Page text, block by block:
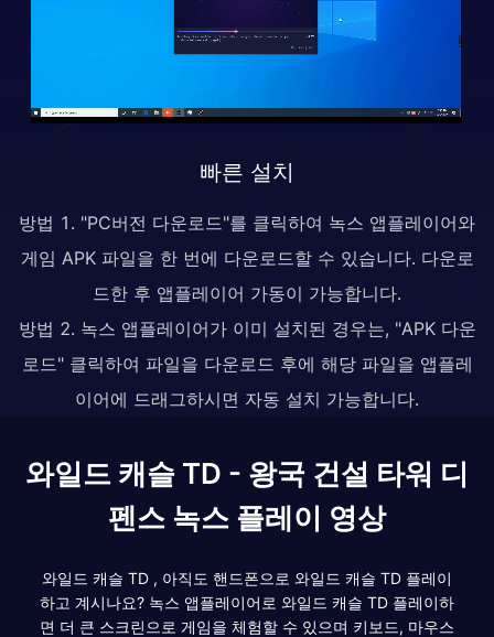
빠른 설치
방법 1. "PC버전 다운로드"를 클릭하여 녹스 앱플레이어와
게임 APK 파일을 한 번에 다운로드할 수 있습니다. 다운로
드한 후 앱플레이어 가동이 가능합니다.
방법 2. 녹스 앱플레이어가 이미 설치된 경우는, "APK 다운
로드" 클릭하여 파일을 다운로드 후에 해당 파일을 앱플레
이어에 드래그하시면 자동 설치 가능합니다.
와일드 캐슬 TD - 왕국 건설 타워 디
펜스 녹스 플레이 영상
와일드 캐슬 TD , 아직도 핸드폰으로 와일드 캐슬 TD 플레이
하고 계시나요? 녹스 앱플레이어로 와일드 캐슬 TD 플레이하
면 더 큰 스크린으로 게임을 체험할 수 있으며 키보드, 마우스